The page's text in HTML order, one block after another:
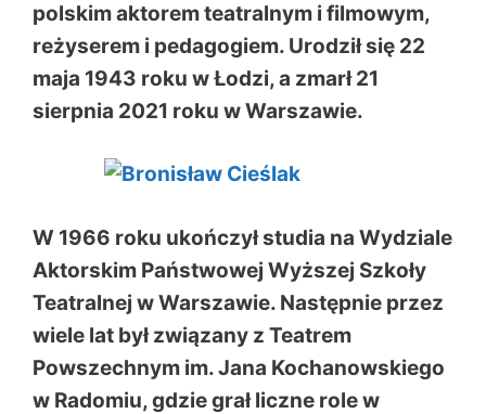
polskim aktorem teatralnym i filmowym,
reżyserem i pedagogiem. Urodził się 22
maja 1943 roku w Łodzi, a zmarł 21
sierpnia 2021 roku w Warszawie.
W 1966 roku ukończył studia na Wydziale
Aktorskim Państwowej Wyższej Szkoły
Teatralnej w Warszawie. Następnie przez
wiele lat był związany z Teatrem
Powszechnym im. Jana Kochanowskiego
w Radomiu, gdzie grał liczne role w